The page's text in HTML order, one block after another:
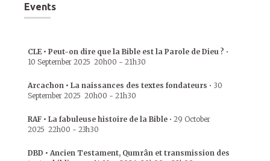
Events
CLE • Peut-on dire que la Bible est la Parole de Dieu ? •
10 September 2025 20h00 - 21h30
Arcachon • La naissances des textes fondateurs • 30
September 2025 20h00 - 21h30
RAF • La fabuleuse histoire de la Bible • 29 October
2025 22h00 - 23h30
DBD • Ancien Testament, Qumrân et transmission des